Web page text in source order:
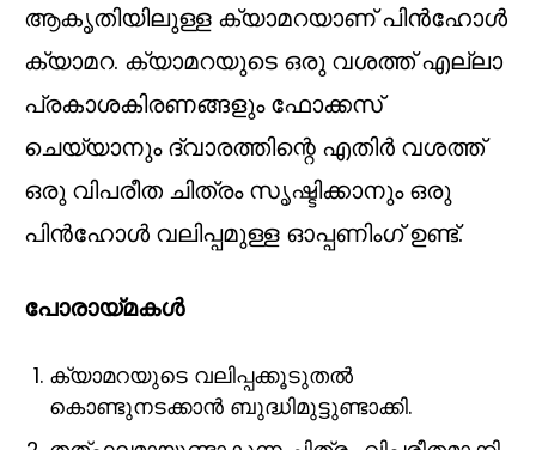
ആകൃതിയിലുള്ള ക്യാമറയാണ് പിൻഹോൾ
ക്യാമറ. ക്യാമറയുടെ ഒരു വശത്ത് എല്ലാ
പ്രകാശകിരണങ്ങളും ഫോക്കസ്
ചെയ്യാനും ദ്വാരത്തിന്റെ എതിർ വശത്ത്
ഒരു വിപരീത ചിത്രം സൃഷ്ടിക്കാനും ഒരു
പിൻഹോൾ വലിപ്പമുള്ള ഓപ്പണിംഗ് ഉണ്ട്.
പോരായ്മകൾ
ക്യാമറയുടെ വലിപ്പക്കൂടുതൽ
കൊണ്ടുനടക്കാൻ ബുദ്ധിമുട്ടുണ്ടാക്കി.